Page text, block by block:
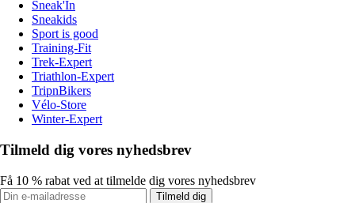
Sneak'In
Sneakids
Sport is good
Training-Fit
Trek-Expert
Triathlon-Expert
TripnBikers
Vélo-Store
Winter-Expert
Tilmeld dig vores nyhedsbrev
Få 10 % rabat ved at tilmelde dig vores nyhedsbrev
Tilmeld dig